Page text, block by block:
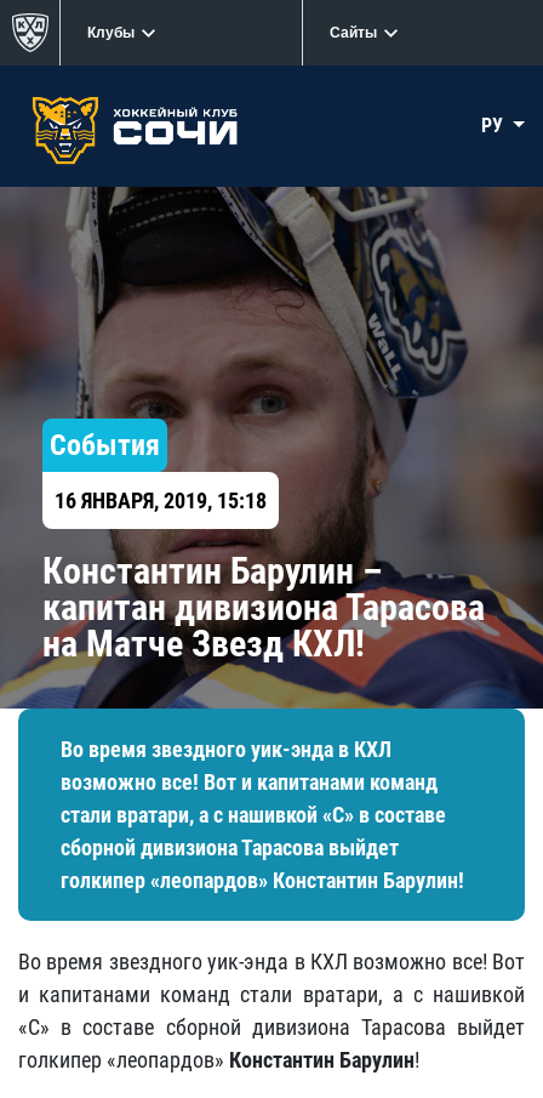
Клубы Сайты
РУ
События
16 ЯНВАРЯ, 2019, 15:18
​Константин Барулин –
капитан дивизиона Тарасова
на Матче Звезд КХЛ!
Во время звездного уик-энда в КХЛ
возможно все! Вот и капитанами команд
стали вратари, а с нашивкой «С» в составе
сборной дивизиона Тарасова выйдет
голкипер «леопардов» Константин Барулин!
Во время звездного уик-энда в КХЛ возможно все! Вот
и капитанами команд стали вратари, а с нашивкой
«С» в составе сборной дивизиона Тарасова выйдет
голкипер «леопардов» Константин Барулин!